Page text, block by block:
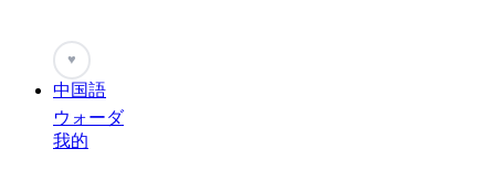
♥
中国語
ウォーダ
我的